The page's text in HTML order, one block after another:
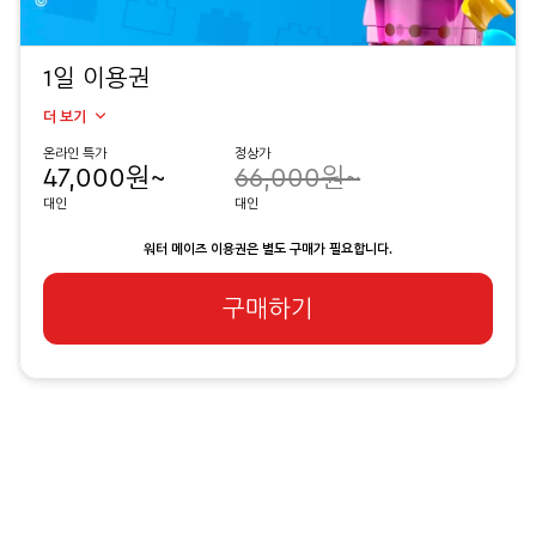
1일 이용권
더 보기
온라인 특가
47,000원~
대인
정상가
66,000원~
대인
워터 메이즈 이용권은 별도 구매가 필요합니다.
구매하기